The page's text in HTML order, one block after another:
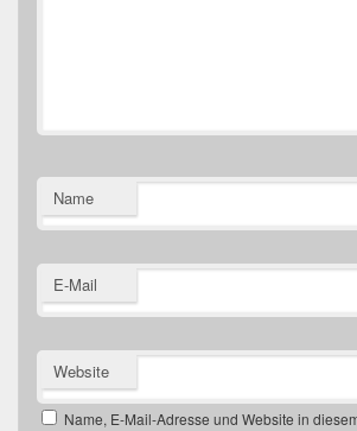
Name
E-Mail
Website
Name, E-Mail-Adresse und Website in